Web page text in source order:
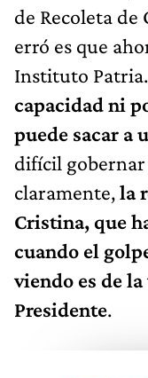
de Recoleta
erró es que
Instituto Patria.
capacidad ni
puede sacar a
difícil gobernar
claramente,la
Cristina, que
cuando el
viendo es de
Presidente.